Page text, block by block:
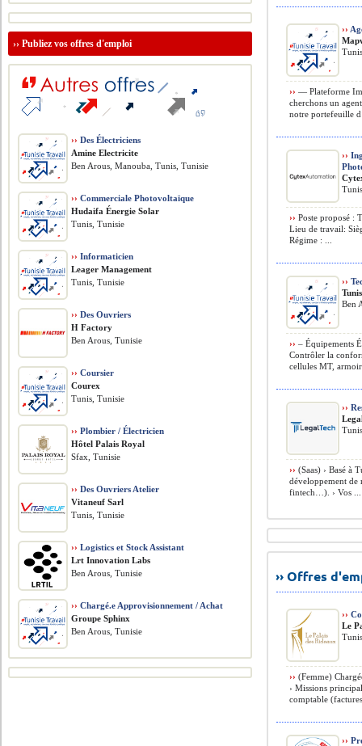
››
›› — Plateforme
cherchons un
notre portefeuille
››
›› Poste proposé :
Lieu de travail:
Régime : ...
››
Ben
›› – Équipements
Contrôler la
cellules MT,
››
›› (Saas) › Basé à
développement de
fintech…). › Vos ...
›› Offres
››
Le
›› (Femme)
› Missions
comptable
››
››Publiez vos offres d'emploi
›› Des Électriciens
Amine Electricite
Ben Arous, Manouba, Tunis, Tunisie
›› Commerciale Photovoltaïque
Hudaifa Énergie Solar
Tunis, Tunisie
›› Informaticien
Leager Management
Tunis, Tunisie
›› Des Ouvriers
H Factory
Ben Arous, Tunisie
›› Coursier
Courex
Tunis, Tunisie
›› Plombier / Électricien
Hôtel Palais Royal
Sfax, Tunisie
›› Des Ouvriers Atelier
Vitaneuf Sarl
Tunis, Tunisie
›› Logistics et Stock Assistant
Lrt Innovation Labs
Ben Arous, Tunisie
›› Chargé.e Approvisionnement / Achat
Groupe Sphinx
Ben Arous, Tunisie